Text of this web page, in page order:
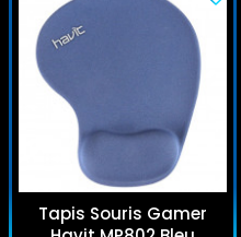
Tapis Souris Gamer